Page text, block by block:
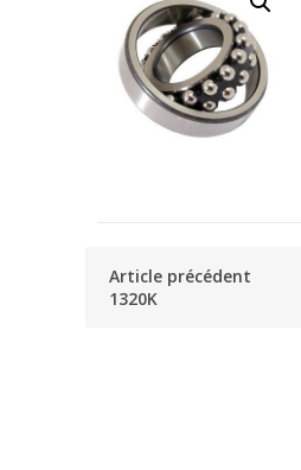
Article précédent
1320K